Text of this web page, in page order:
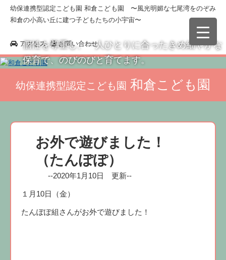
幼保連携型認定こども園 和倉こども園 〜風光明媚な七尾湾をのぞみ
和倉の小高い丘に建つ子どもたちの小宇宙〜
アクセス お問い合わせ
個性を尊重し、一人ひとりに合ったきめ細やかな
保育で、のびのびと育てます。
幼保連携型認定こども園 和倉こども園
お外で遊びました！
（たんぽぽ）
--2020年1月10日 更新--
１月10日（金）
たんぽぽ組さんがお外で遊びました！